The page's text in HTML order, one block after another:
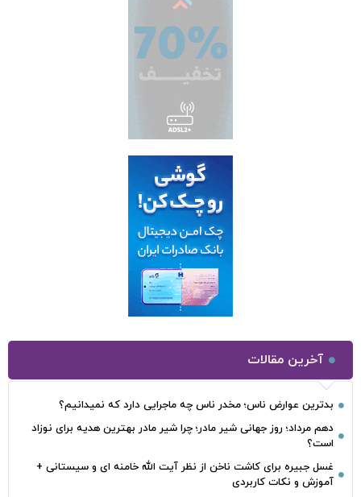
آخرین مقالات
بدترین عوارض ناس؛ مخدر ناس چه ماجرایی دارد که نمیدانیم؟
دهم مرداد؛ روز جهانی شیر مادر؛ چرا شیر مادر بهترین هدیه برای نوزاد
است؟
غسل جبیره برای کاشت ناخن از نظر آیت الله خامنه ای و سیستانی +
آموزش و نکات کاربردی